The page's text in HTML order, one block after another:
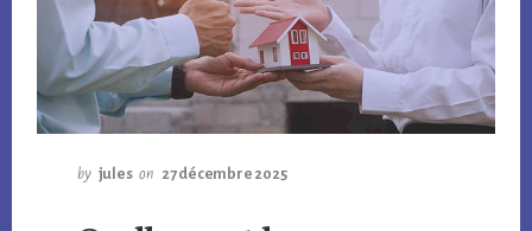
by jules on 27 décembre 2025